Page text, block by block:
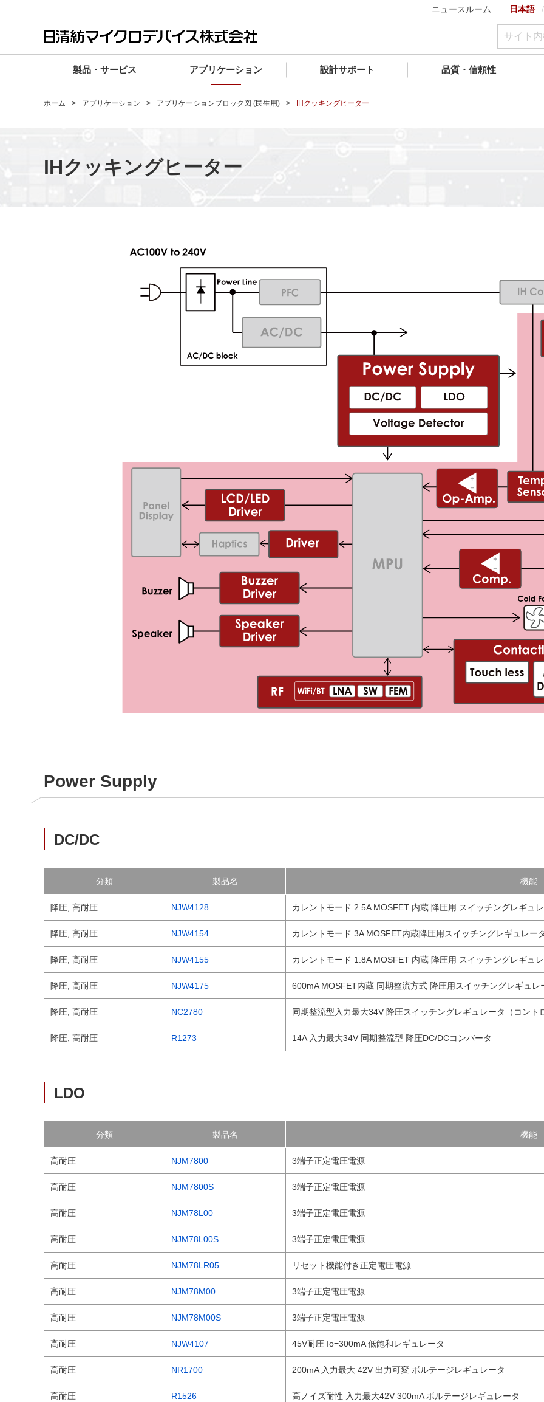
ニュースルーム 日本語
製品・サービス
ファウンドリサービス
アプリケーション
産業機器向けIC
設計サポート
あなたの設計に合わせたサポートコンテンツ
品質・信頼性
マイクロ波製品
会社概要
コンプライアンス通報窓口
ホーム アプリケーション アプリケーションブロック図 (民生用) IHクッキングヒーター
IHクッキングヒーター
Power Supply
DC/DC
分類 製品名 機能
降圧, 高耐圧 NJW4128 カレントモード 2.5A MOSFET 内蔵 降圧用 スイッチングレギュ
降圧, 高耐圧 NJW4154 カレントモード 3A MOSFET内蔵降圧用スイッチングレギュレー
降圧, 高耐圧 NJW4155 カレントモード 1.8A MOSFET 内蔵 降圧用 スイッチングレギュ
降圧, 高耐圧 NJW4175 600mA MOSFET内蔵 同期整流方式 降圧用スイッチングレギュレ
降圧, 高耐圧 NC2780 同期整流型入力最大34V 降圧スイッチングレギュレータ（コント
降圧, 高耐圧 R1273 14A 入力最大34V 同期整流型 降圧DC/DCコンバータ
LDO
分類 製品名 機能
高耐圧 NJM7800 3端子正定電圧電源
高耐圧 NJM7800S 3端子正定電圧電源
高耐圧 NJM78L00 3端子正定電圧電源
高耐圧 NJM78L00S 3端子正定電圧電源
高耐圧 NJM78LR05 リセット機能付き正定電圧電源
高耐圧 NJM78M00 3端子正定電圧電源
高耐圧 NJM78M00S 3端子正定電圧電源
高耐圧 NJW4107 45V耐圧 Io=300mA 低飽和レギュレータ
高耐圧 NR1700 200mA 入力最大 42V 出力可変 ボルテージレギュレータ
高耐圧 R1526 高ノイズ耐性 入力最大42V 300mA ボルテージレギュレータ